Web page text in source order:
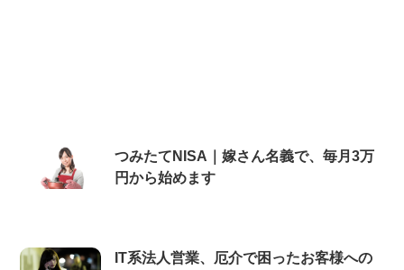
つみたてNISA｜嫁さん名義で、毎月3万
円から始めます
IT系法人営業、厄介で困ったお客様への